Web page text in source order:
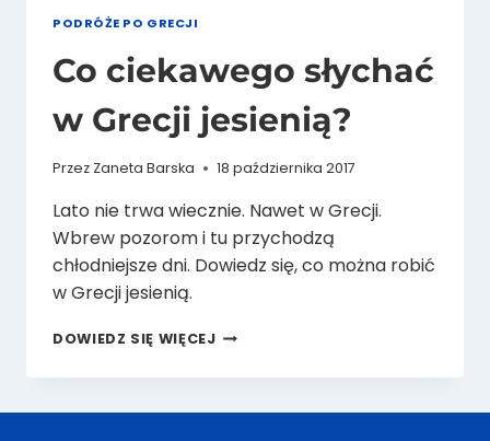
PODRÓŻE PO GRECJI
Co ciekawego słychać
w Grecji jesienią?
Przez Zaneta Barska 18 października 2017
Lato nie trwa wiecznie. Nawet w Grecji.
Wbrew pozorom i tu przychodzą
chłodniejsze dni. Dowiedz się, co można robić
w Grecji jesienią.
DOWIEDZ SIĘ WIĘCEJCO
SŁYCHAĆ